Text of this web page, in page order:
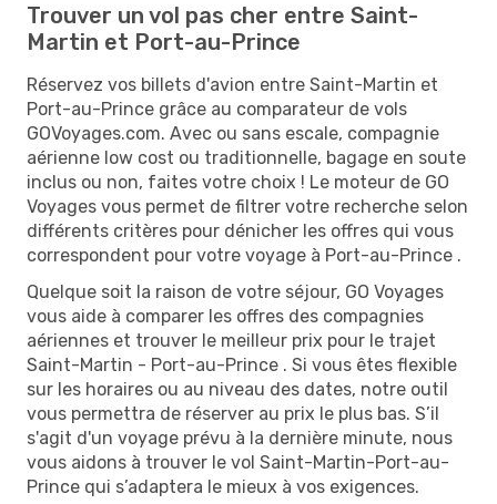
Trouver un vol pas cher entre Saint-
Martin et Port-au-Prince
Réservez vos billets d'avion entre Saint-Martin et
Port-au-Prince grâce au comparateur de vols
GOVoyages.com. Avec ou sans escale, compagnie
aérienne low cost ou traditionnelle, bagage en soute
inclus ou non, faites votre choix ! Le moteur de GO
Voyages vous permet de filtrer votre recherche selon
différents critères pour dénicher les offres qui vous
correspondent pour votre voyage à Port-au-Prince .
Quelque soit la raison de votre séjour, GO Voyages
vous aide à comparer les offres des compagnies
aériennes et trouver le meilleur prix pour le trajet
Saint-Martin - Port-au-Prince . Si vous êtes flexible
sur les horaires ou au niveau des dates, notre outil
vous permettra de réserver au prix le plus bas. S’il
s'agit d'un voyage prévu à la dernière minute, nous
vous aidons à trouver le vol Saint-Martin-Port-au-
Prince qui s’adaptera le mieux à vos exigences.